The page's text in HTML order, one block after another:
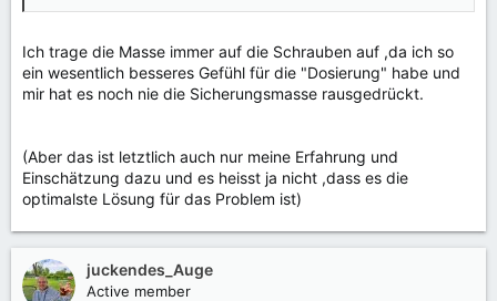
Ich trage die Masse immer auf die Schrauben auf ,da ich so
ein wesentlich besseres Gefühl für die "Dosierung" habe und
mir hat es noch nie die Sicherungsmasse rausgedrückt.
(Aber das ist letztlich auch nur meine Erfahrung und
Einschätzung dazu und es heisst ja nicht ,dass es die
optimalste Lösung für das Problem ist)
juckendes_Auge
Active member